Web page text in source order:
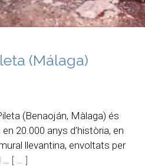
(Málaga)
(Benaoján, Màlaga) és
20.000 anys d’història, en
llevantina, envoltats per
… [ … ]